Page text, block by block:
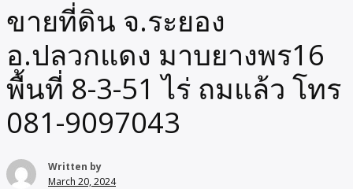
ขายที่ดิน จ.ระยอง
อ.ปลวกแดง มาบยางพร16
พื้นที่ 8-3-51 ไร่ ถมแล้ว โทร
081-9097043
Written by
March 20, 2024